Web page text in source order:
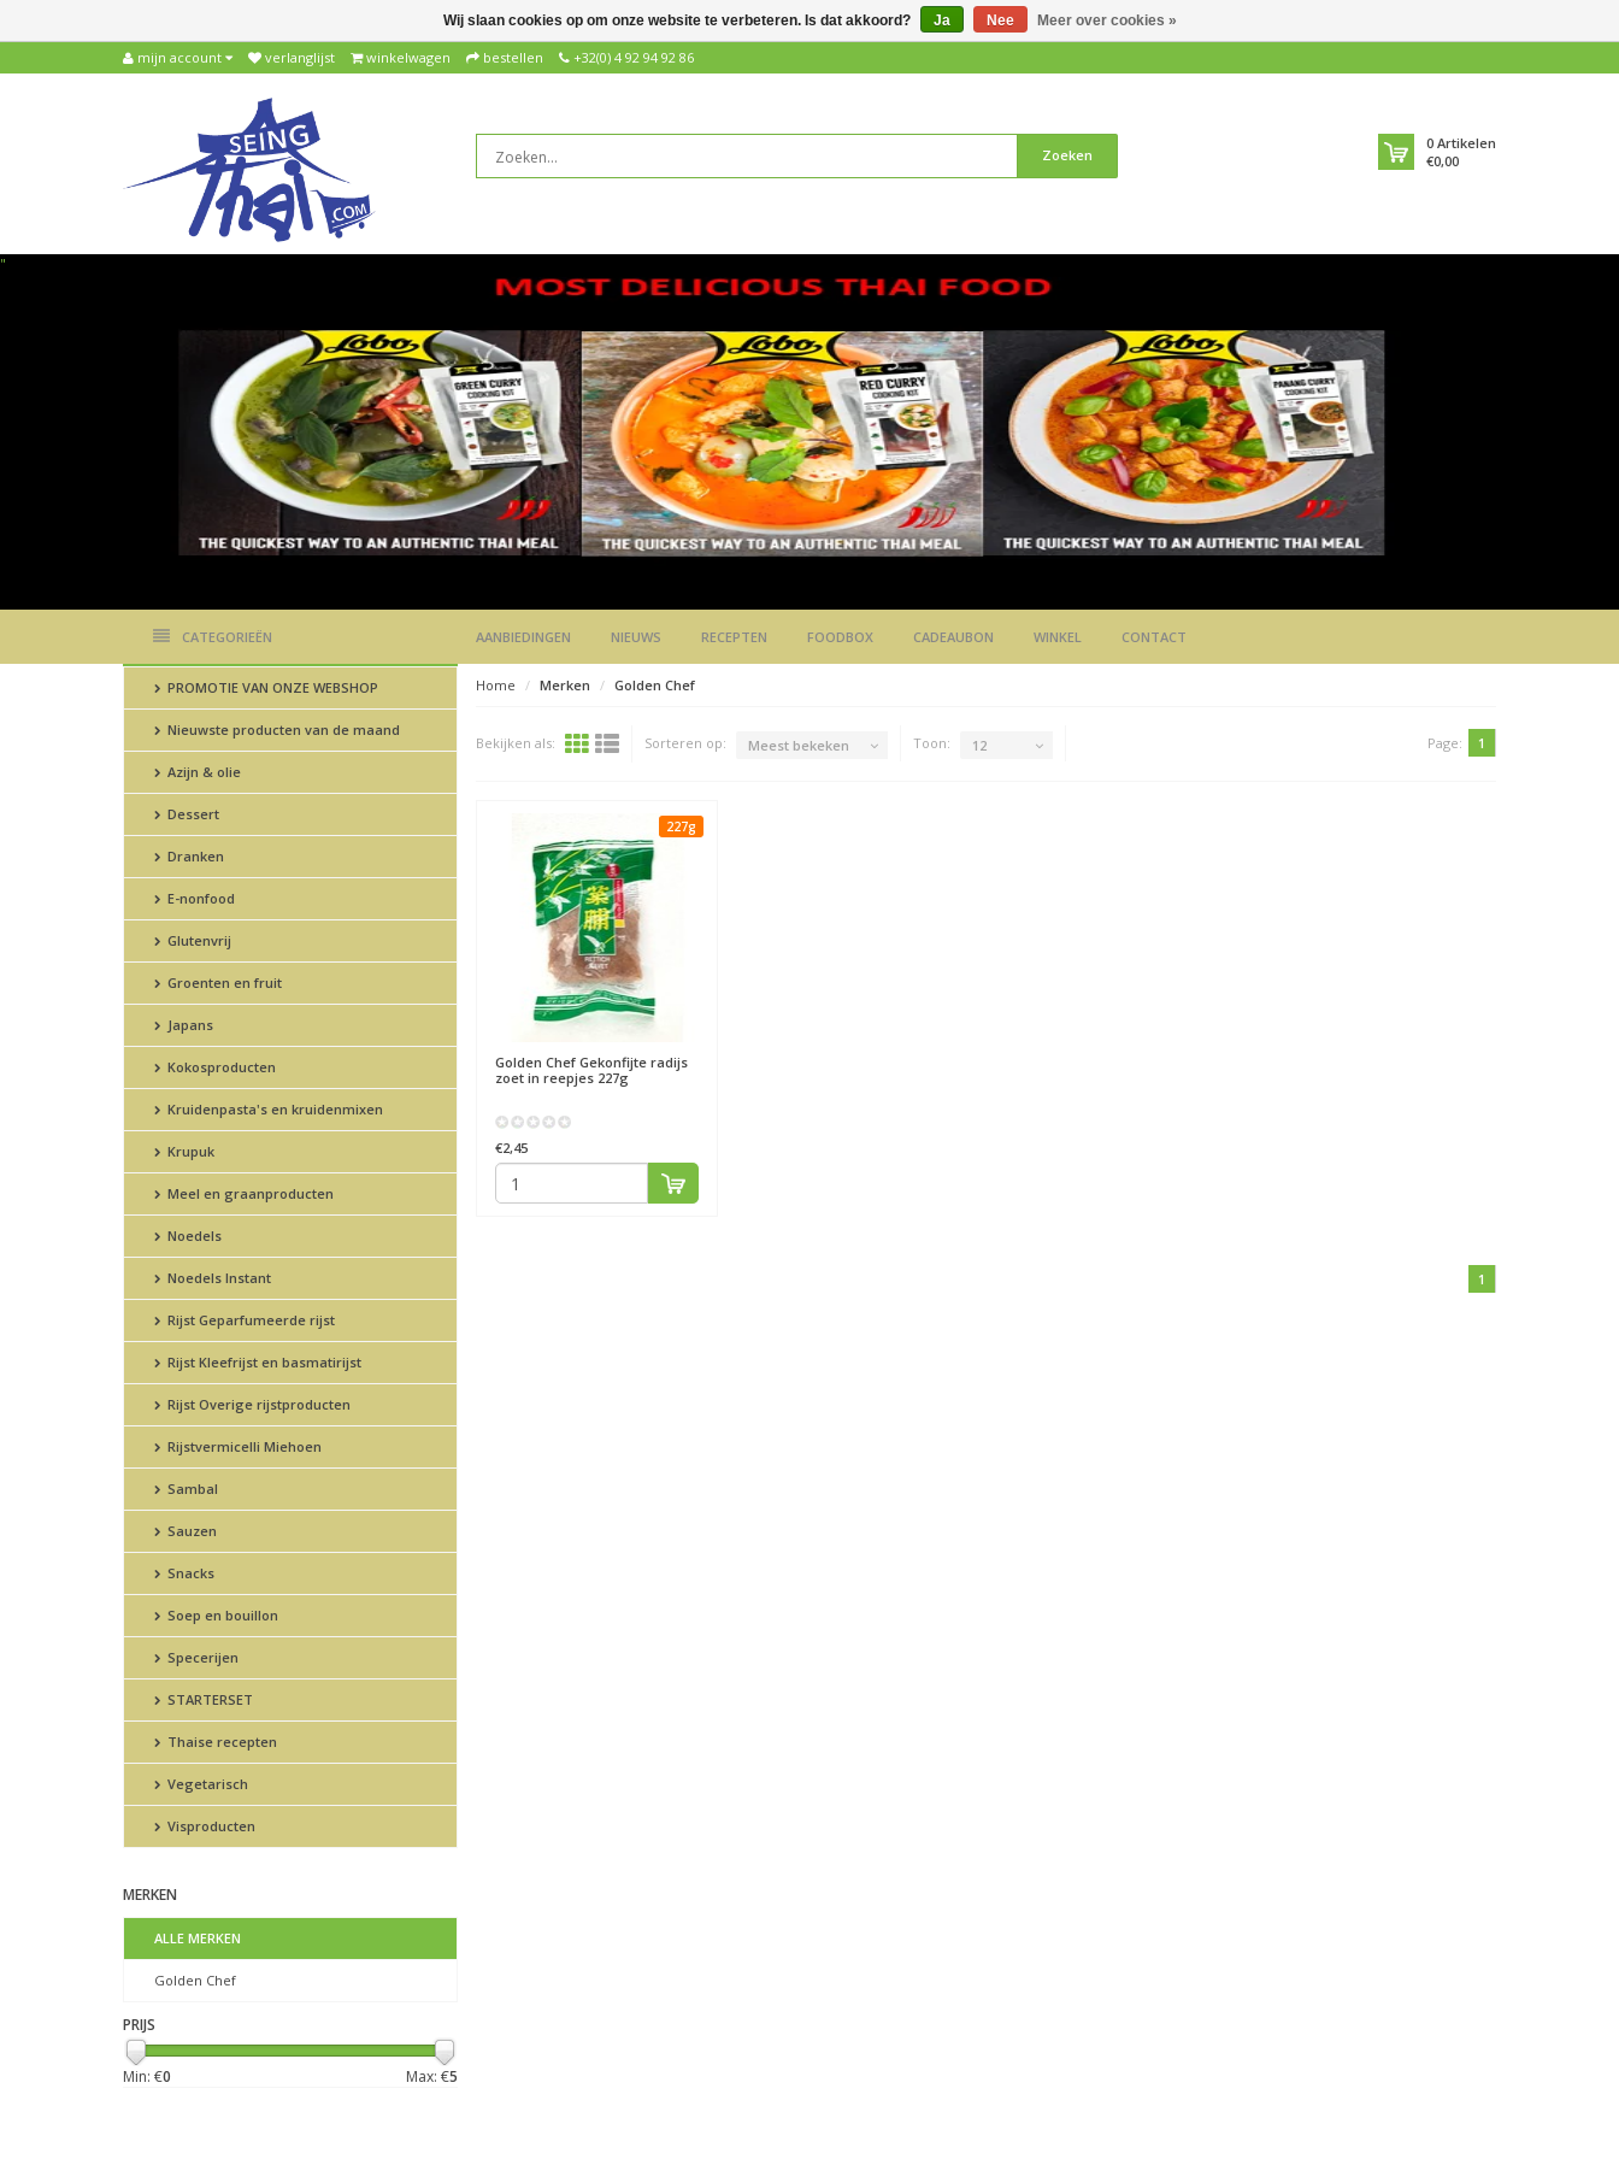
mijn account verlanglijst winkelwagen bestellen +32(0) 4 92 94 92 86
Zoeken
0 Artikelen
€0,00
"
CATEGORIEËN AANBIEDINGEN NIEUWS RECEPTEN FOODBOX CADEAUBON WINKEL CONTACT
PROMOTIE VAN ONZE WEBSHOP
Nieuwste producten van de maand
Azijn & olie
Dessert
Dranken
E-nonfood
Glutenvrij
Groenten en fruit
Japans
Kokosproducten
Kruidenpasta's en kruidenmixen
Krupuk
Meel en graanproducten
Noedels
Noedels Instant
Rijst Geparfumeerde rijst
Rijst Kleefrijst en basmatirijst
Rijst Overige rijstproducten
Rijstvermicelli Miehoen
Sambal
Sauzen
Snacks
Soep en bouillon
Specerijen
STARTERSET
Thaise recepten
Vegetarisch
Visproducten
MERKEN
ALLE MERKEN
Golden Chef
PRIJS
Min: €0 Max: €5
Home Merken Golden Chef
Bekijken als: Sorteren op: Meest bekeken Toon: 12 Page: 1
227g
Golden ChefGekonfijte radijs
zoet in reepjes 227g
€2,45
1
Wij slaan cookies op om onze website te verbeteren. Is dat akkoord? Ja Nee Meer over cookies »